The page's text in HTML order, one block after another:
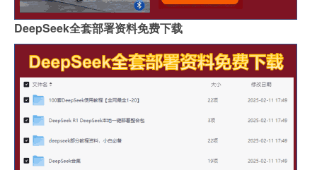
DeepSeek全套部署资料免费下载